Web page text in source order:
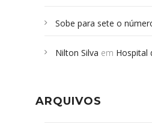
Sobe para sete o
desabamento em São
sepultados em SP
Nilton Silva em Hospital
ARQUIVOS